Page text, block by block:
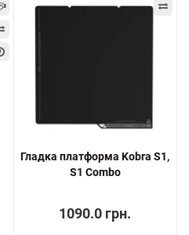
Гладка платформа Kobra S1,
S1 Combo
1090.0 грн.